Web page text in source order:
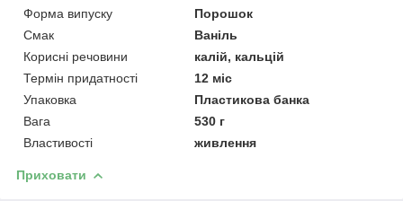
Форма випуску
Порошок
Смак
Ваніль
Корисні речовини
калій, кальцій
Термін придатності
12 міс
Упаковка
Пластикова банка
Вага
530 г
Властивості
живлення
Приховати